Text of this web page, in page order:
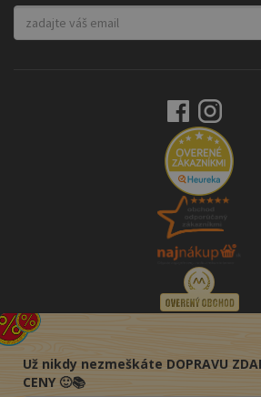
Už nikdy nezmeškáte DOPRAVU
CENY 🙂📚